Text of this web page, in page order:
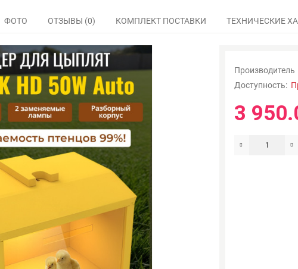
ФОТО ОТЗЫВЫ (0) КОМПЛЕКТ ПОСТАВКИ ТЕХНИЧЕСКИЕ
Производитель
Доступность:
3